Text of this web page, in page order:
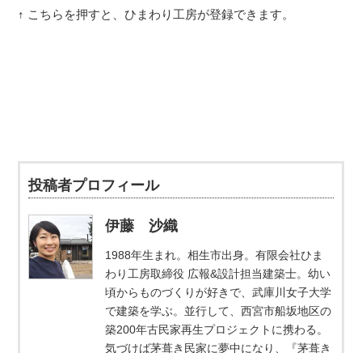
↑ こちらを押すと、ひまわり工房が登録できます。
投稿者プロフィール
伊藤 沙織
1988年生まれ。相生市出身。有限会社ひま
わり工房取締役 広報&設計担当建築士。幼い
頃からものづくりが好きで、武庫川女子大学
で建築を学ぶ。並行して、西宮市船坂地区の
築200年古民家再生プロジェクトに携わる。
気づけば茅葺き民家に夢中になり、『茅葺き